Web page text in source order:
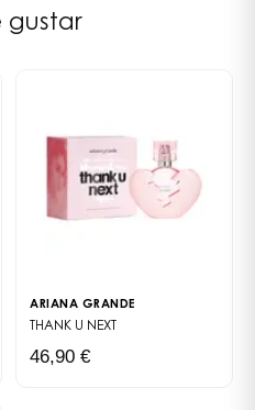
y sencilla de disfrutar de la
en cualquier momento.
gustar
ARIANA GRANDE
THANK U NEXT
46,90 €